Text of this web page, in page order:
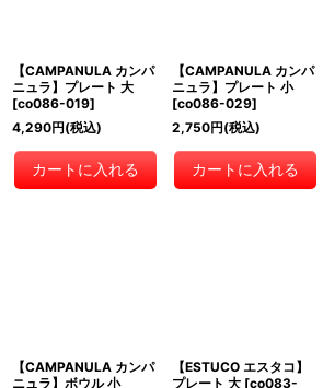
【CAMPANULA カンパ
ニュラ】プレート 大
[co086-019]
4,290円(税込)
カートに入れる
【CAMPANULA カンパ
ニュラ】プレート 小
[co086-029]
2,750円(税込)
カートに入れる
【CAMPANULA カンパ
ニュラ】ボウル 小
【ESTUCO エスタコ】
プレート 大 [co083-